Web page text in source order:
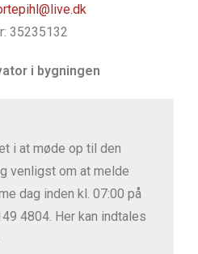
35235132
i bygningen
i at møde op til den
venligst om at melde
dag inden kl. 07:00 på
4804. Her kan indtales